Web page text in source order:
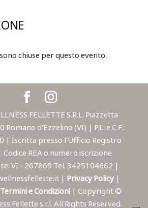
chiuse per questo evento.
FELLETTE S.R.L. Piazzetta
d'Ezzelino (VI) | P.I.: e C.F.:
| Iscritta presso l'Ufficio Registro
Codice REA o numero iscrizione
VI - 267869 Tel. 3425104662 |
| Privacy Policy |
Termini e Condizioni | Copyright ©
Fellette s.r.l. All Rights Reserved.